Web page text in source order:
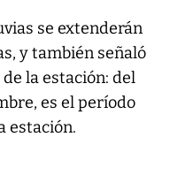
se extenderán
y también señaló
la estación: del
es el período
estación.